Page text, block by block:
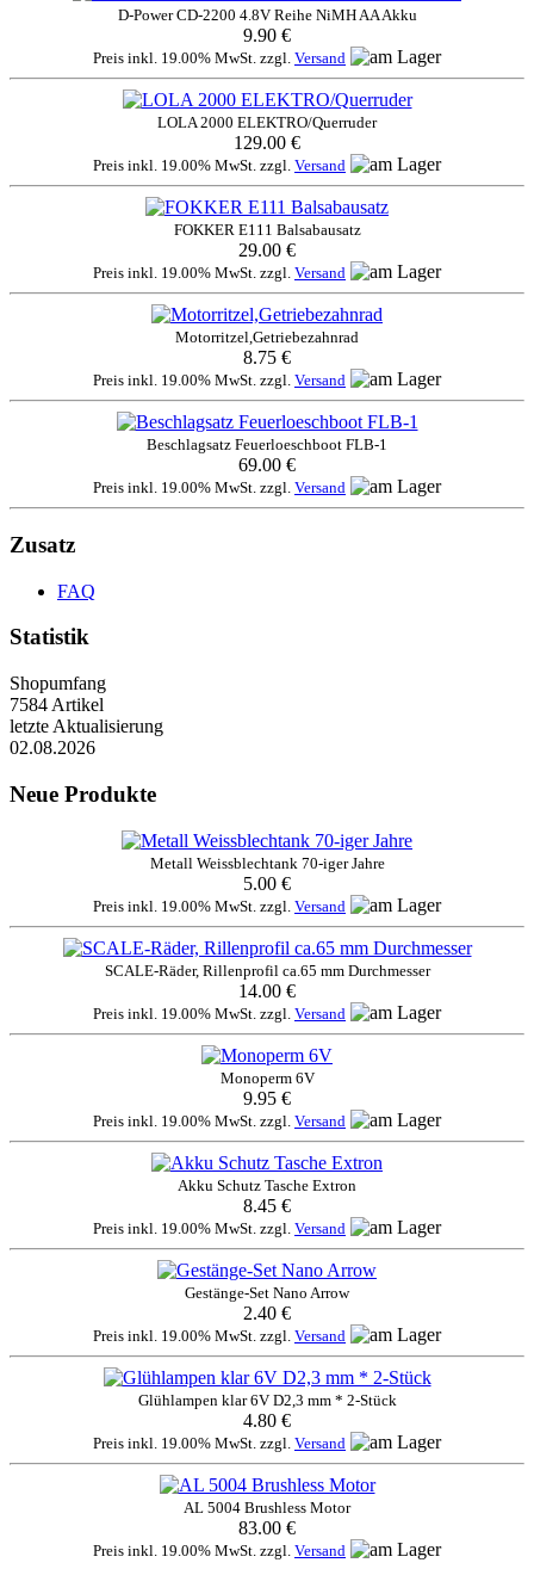
D-Power CD-2200 4.8V Reihe NiMH AA Akku
9.90 €
Preis inkl. 19.00% MwSt. zzgl. Versand
LOLA 2000 ELEKTRO/Querruder
129.00 €
Preis inkl. 19.00% MwSt. zzgl. Versand
FOKKER E111 Balsabausatz
29.00 €
Preis inkl. 19.00% MwSt. zzgl. Versand
Motorritzel,Getriebezahnrad
8.75 €
Preis inkl. 19.00% MwSt. zzgl. Versand
Beschlagsatz Feuerloeschboot FLB-1
69.00 €
Preis inkl. 19.00% MwSt. zzgl. Versand
Zusatz
FAQ
Statistik
Shopumfang
7584 Artikel
letzte Aktualisierung
02.08.2026
Neue Produkte
Metall Weissblechtank 70-iger Jahre
5.00 €
Preis inkl. 19.00% MwSt. zzgl. Versand
SCALE-Räder, Rillenprofil ca.65 mm Durchmesser
14.00 €
Preis inkl. 19.00% MwSt. zzgl. Versand
Monoperm 6V
9.95 €
Preis inkl. 19.00% MwSt. zzgl. Versand
Akku Schutz Tasche Extron
8.45 €
Preis inkl. 19.00% MwSt. zzgl. Versand
Gestänge-Set Nano Arrow
2.40 €
Preis inkl. 19.00% MwSt. zzgl. Versand
Glühlampen klar 6V D2,3 mm * 2-Stück
4.80 €
Preis inkl. 19.00% MwSt. zzgl. Versand
AL 5004 Brushless Motor
83.00 €
Preis inkl. 19.00% MwSt. zzgl. Versand